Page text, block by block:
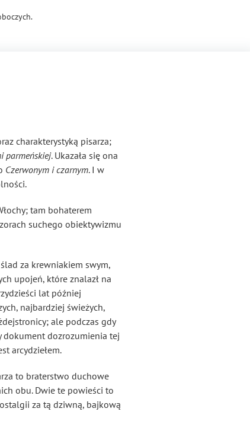
charakterystyką pisarza;
parmeńskiej. Ukazała się ona
Czerwonym i czarnym. I w
tam bohaterem
suchego obiektywizmu
za krewniakiem swym,
upojeń, które znalazł na
lat później
najbardziej świeżych,
ale podczas gdy
dokument dozrozumienia tej
arcydziełem.
to braterstwo duchowe
obu. Dwie te powieści to
za tą dziwną, bajkową